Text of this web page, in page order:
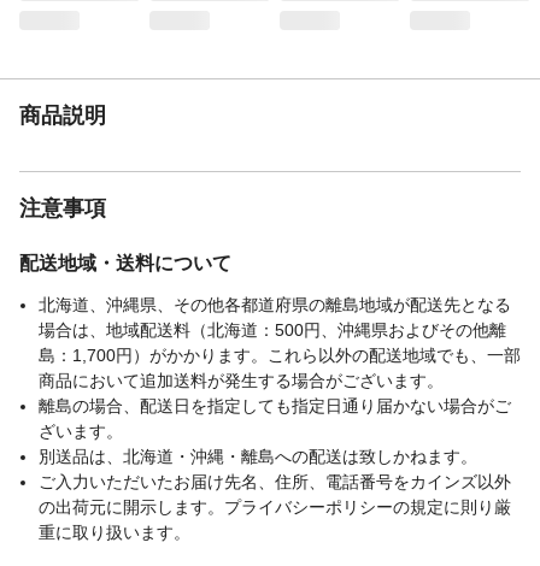
商品説明
注意事項
配送地域・送料について
北海道、沖縄県、その他各都道府県の離島地域が配送先となる
場合は、地域配送料（北海道：500円、沖縄県およびその他離
島：1,700円）がかかります。これら以外の配送地域でも、一部
商品において追加送料が発生する場合がございます。
離島の場合、配送日を指定しても指定日通り届かない場合がご
ざいます。
別送品は、北海道・沖縄・離島への配送は致しかねます。
ご入力いただいたお届け先名、住所、電話番号をカインズ以外
の出荷元に開示します。プライバシーポリシーの規定に則り厳
重に取り扱います。